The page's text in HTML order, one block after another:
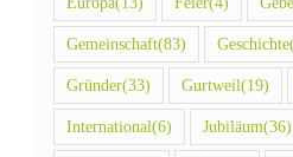
Gemeinschaft(83) Geschichte
Gründer(33) Gurtweil(19)
International(6) Jubiläum(36)